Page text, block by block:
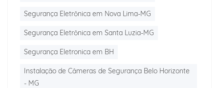
Segurança Eletrônica em Nova Lima-MG
Segurança Eletrônica em Santa Luzia-MG
Segurança Eletronica em BH
Instalação de Câmeras de Segurança Belo Horizonte
- MG